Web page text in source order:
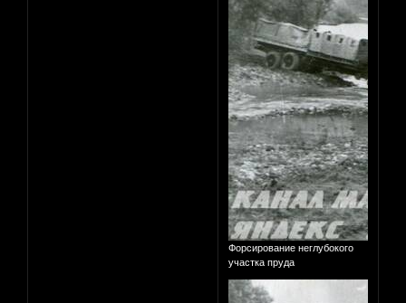
Форсирование неглубокого
участка пруда